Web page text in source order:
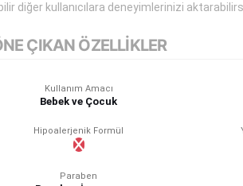
diğer kullanıcılara deneyimlerinizi
ÇIKAN ÖZELLİKLER
Kullanım Amacı
Bebek ve Çocuk
Hipoalerjenik Formül
Paraben